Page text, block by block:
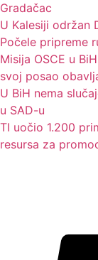
Gradačac
U Kalesiji održan
Počele pripreme
Misija OSCE u
svoj posao
U BiH nema
u SAD-u
TI uočio 1.200
resursa za